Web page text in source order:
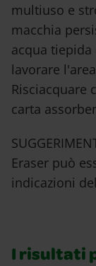
multiuso e
macchia
acqua
lavorare
Risciacquare
carta
Eraser può
indicazioni
I risultati